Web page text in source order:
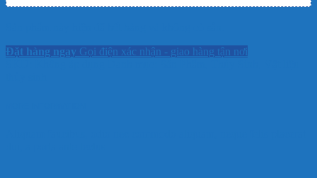
Đặt hàng ngay Gọi điện xác nhận - giao hàng tận nơi